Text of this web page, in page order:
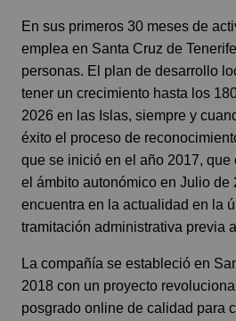
En sus primeros 30 meses de
emplea en Santa Cruz de
personas. El plan de desarrollo
tener un crecimiento hasta los
2026 en las Islas, siempre y
éxito el proceso de
que se inició en el año 2017, que
el ámbito autonómico en Julio de
encuentra en la actualidad en la
tramitación administrativa previa
La compañía se estableció en
2018 con un proyecto
posgrado online de calidad para